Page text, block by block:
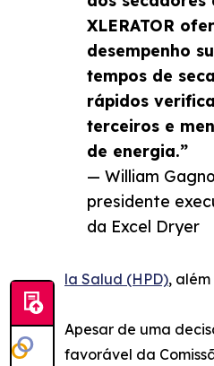
XLERATOR
desempenho
tempos de
rápidos
terceiros e
de energia.”
— William
presidente
da Excel Dryer
la Salud (HPD),
Apesar de uma
favorável da